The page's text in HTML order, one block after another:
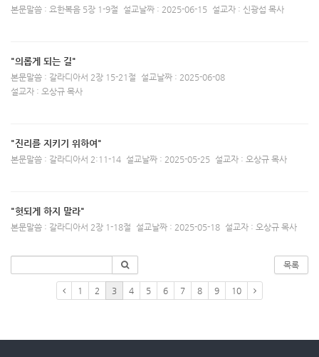
본문말씀 : 요한복음 5장 1-9절 설교날짜 : 2025-06-15 설교자 : 신광섭 목사
"의롭게 되는 길"
본문말씀 : 갈라디아서 2장 15-21절
설교날짜 : 2025-06-08
설교자 : 오상규 목사
"진리를 지키기 위하여"
본문말씀 : 갈라디아서 2:11-14 설교날짜 : 2025-05-25 설교자 : 오상규 목사
"헛되게 하지 말라"
본문말씀 : 갈라디아서 2장 1-18절 설교날짜 : 2025-05-18 설교자 : 오상규 목사
목록
1 2 3 4 5 6 7 8 9 10